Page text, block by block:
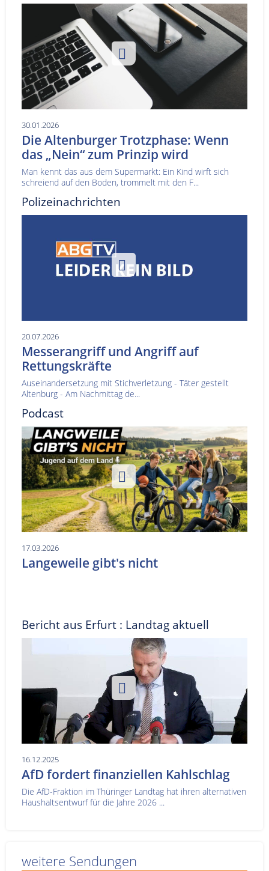
30.01.2026
Die Altenburger Trotzphase: Wenn
das „Nein“ zum Prinzip wird
Man kennt das aus dem Supermarkt: Ein Kind wirft sich
schreiend auf den Boden, trommelt mit den F...
Polizeinachrichten
20.07.2026
Messerangriff und Angriff auf
Rettungskräfte
Auseinandersetzung mit Stichverletzung - Täter gestellt
Altenburg - Am Nachmittag de...
Podcast
17.03.2026
Langeweile gibt's nicht
Bericht aus Erfurt : Landtag aktuell
16.12.2025
AfD fordert finanziellen Kahlschlag
Die AfD-Fraktion im Thüringer Landtag hat ihren alternativen
Haushaltsentwurf für die Jahre 2026 ...
weitere Sendungen